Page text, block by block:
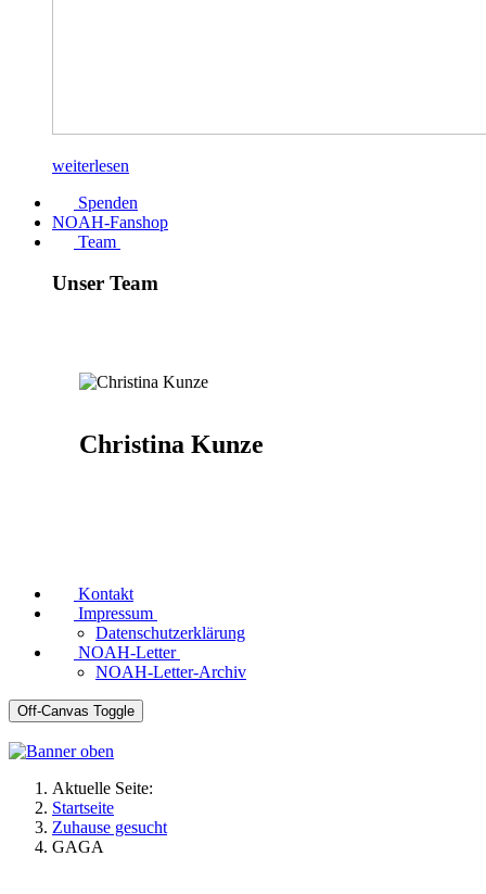
weiterlesen
Spenden
NOAH-Fanshop
Team
Unser Team
Christina Kunze
Kontakt
Impressum
Datenschutzerklärung
NOAH-Letter
NOAH-Letter-Archiv
Off-Canvas Toggle
Aktuelle Seite:
Startseite
Zuhause gesucht
GAGA